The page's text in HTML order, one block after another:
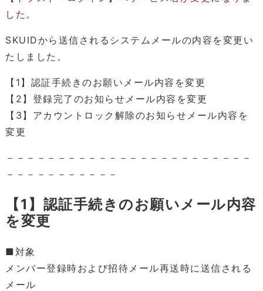
した。
SKUIDから送信されるシステムメールの内容を変更い
たしました。
【1】認証手続きのお願いメール内容を変更
【2】登録完了のお知らせメール内容を変更
【3】アカウントロック解除のお知らせメール内容を
変更
－－－－－－－－－－－－－－－－－－－－－－－－
－－－－－－－－－－－
【1】認証手続きのお願いメール内容
を変更
■対象
メンバー登録時および招待メール再送時に送信される
メール